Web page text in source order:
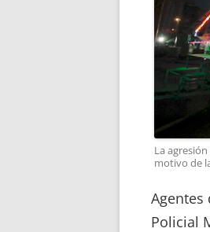
La
motivo de
Agentes
Policial